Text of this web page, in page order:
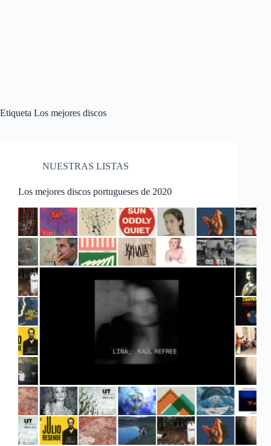
Etiqueta Los mejores discos
NUESTRAS LISTAS
Los mejores discos portugueses de 2020